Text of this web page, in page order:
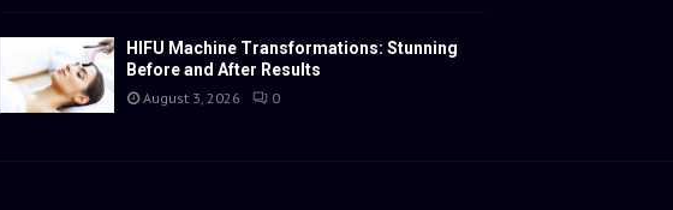
HIFU Machine Transformations: Stunning
Before and After Results
August 3, 2026 0